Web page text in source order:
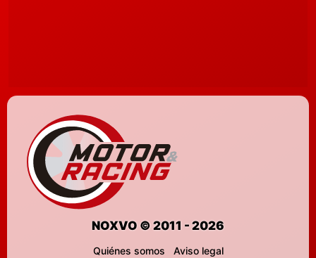
NOXVO © 2011 - 2026
Quiénes somos
Aviso legal